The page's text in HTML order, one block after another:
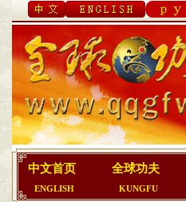
中文首页
ENGLISH
全球功夫
KUNGFU